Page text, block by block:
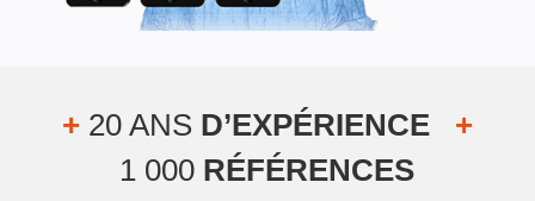
+20 ANS D’EXPÉRIENCE
+
1 000 RÉFÉRENCES